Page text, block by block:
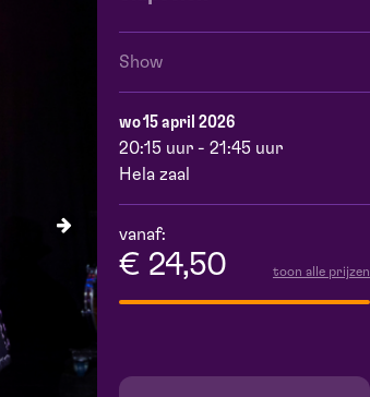
Show
wo 15 april 2026
20:15 uur - 21:45 uur
Hela zaal
vanaf:
€ 24,50 toon alle prijzen